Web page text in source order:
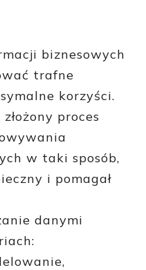
biznesowych
trafne
korzyści.
proces
w taki sposób,
i pomagał
danymi